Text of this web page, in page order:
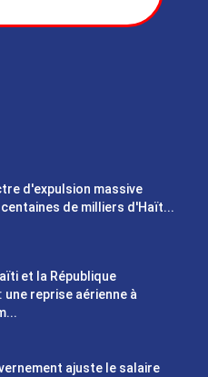
d'expulsion massive
de milliers d'Haït...
et la République
une reprise aérienne à
ajuste le salaire